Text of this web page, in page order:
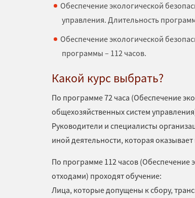
Обеспечение экологической
управления. Длительность
Обеспечение экологической
программы – 112 часов.
Какой курс выбрать?
По программе 72 часа (Обеспечение
общехозяйственных систем
Руководители и специалисты
иной деятельности, которая
По программе 112 часов (Обеспечение
отходами) проходят обучение:
Лица, которые допущены к сбору,